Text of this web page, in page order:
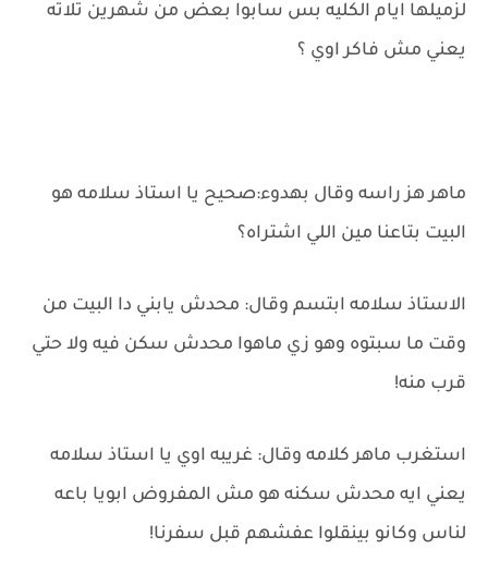
لزميلها ايام الكليه بس سابوا بعض من شهرين تلاته
يعني مش فاكر اوي ؟
ماهر هز راسه وقال بهدوء:صحيح يا استاذ سلامه هو
البيت بتاعنا مين اللي اشتراه؟
الاستاذ سلامه ابتسم وقال: محدش يابني دا البيت من
وقت ما سبتوه وهو زي ماهوا محدش سكن فيه ولا حتي
قرب منه!
استغرب ماهر كلامه وقال: غريبه اوي يا استاذ سلامه
يعني ايه محدش سكنه هو مش المفروض ابويا باعه
لناس وكانو بينقلوا عفشهم قبل سفرنا!